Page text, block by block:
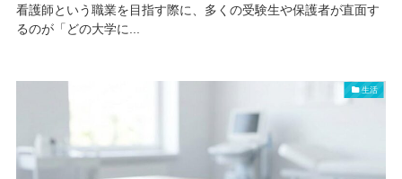
看護師という職業を目指す際に、多くの受験生や保護者が直面す
るのが「どの大学に...
生活